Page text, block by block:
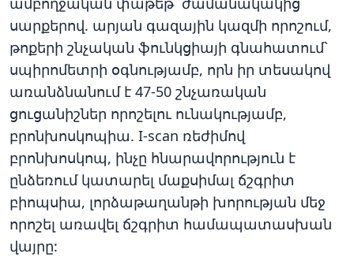
սարքերով. արյան գազային կազմի որոշում,
թոքերի շնչական ֆունկցիայի գնահատում`
սպիրոմետրի օգնությամբ, որն իր տեսակով
առանձնանում է 47-50 շնչառական
ցուցանիշներ որոշելու ունակությամբ,
բրոնխոսկոպիա. I-scan ռեժիմով
բրոնխոսկոպ, ինչը հնարավորություն է
ընձեռում կատարել մաքսիմալ ճշգրիտ
բիոպսիա, լորձաթաղանթի խորության մեջ
որոշել առավել ճշգրիտ համապատասխան
վայրը: